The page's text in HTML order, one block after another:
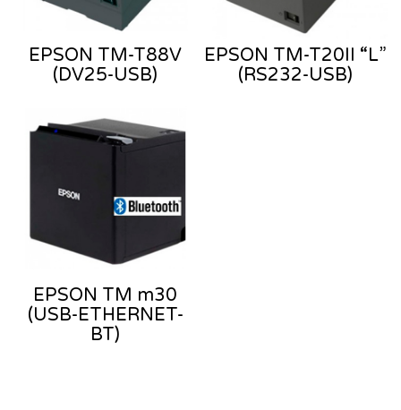
EPSON TM-T88V
(DV25-USB)
EPSON TM-T20II “L”
(RS232-USB)
EPSON TM m30
(USB-ETHERNET-
BT)